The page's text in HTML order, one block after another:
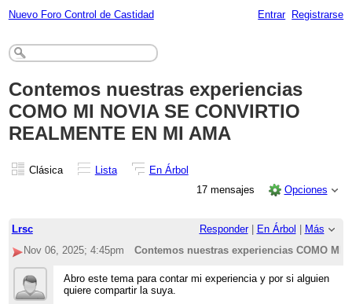
Nuevo Foro Control de Castidad Entrar Registrarse
Contemos nuestras experiencias
COMO MI NOVIA SE CONVIRTIO
REALMENTE EN MI AMA
Clásica Lista
En Árbol
17 mensajes
Opciones
Lrsc Responder| En Árbol
Más
Nov 06, 2025; 4:45pm
Contemos nuestras experiencias COMO MI
Abro este tema para contar mi experiencia y por si alguien
quiere compartir la suya.